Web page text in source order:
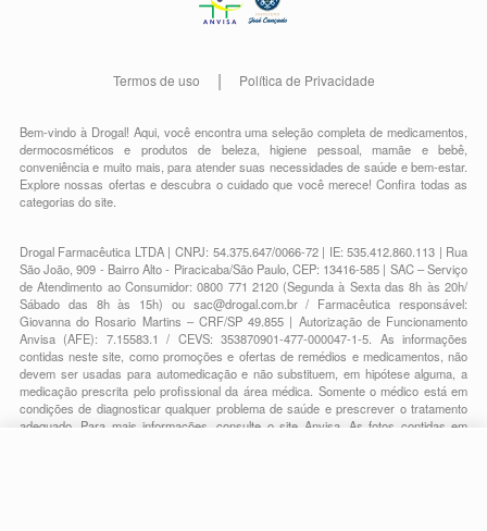
Termos de uso Política de Privacidade
Bem-vindo à Drogal! Aqui, você encontra uma seleção completa demedicamentos
dermocosméticos e produtos de beleza,higiene pessoal,mamãe e bebê
conveniênciae muito mais, para atender suas necessidades de saúde e bem-estar.
Explore nossas ofertas e descubra o cuidado que você merece!Confira todas as
categorias do site.
Drogal Farmacêutica LTDA | CNPJ: 54.375.647/0066-72 | IE: 535.412.860.113 | Rua
São João, 909 - Bairro Alto - Piracicaba/São Paulo, CEP: 13416-585 | SAC – Serviço
de Atendimento ao Consumidor: 0800 771 2120 (Segunda à Sexta das 8h às 20h/
Sábado das 8h às 15h) ou sac@drogal.com.br/ Farmacêutica responsável:
Giovanna do Rosario Martins – CRF/SP 49.855 | Autorização de Funcionamento
Anvisa (AFE): 7.15583.1 / CEVS: 353870901-477-000047-1-5. As informações
contidas neste site, como promoções e ofertas de remédios e medicamentos, não
devem ser usadas para automedicação e não substituem, em hipótese alguma, a
medicação prescrita pelo profissional da área médica. Somente o médico está em
condições de diagnosticar qualquer problema de saúde e prescrever o tratamento
adequado. Para mais informações, consulte o site Anvisa. As fotos contidas em